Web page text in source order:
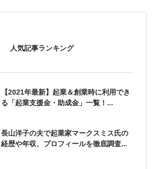
人気記事ランキング
【2021年最新】起業＆創業時に利用でき
る「起業支援金・助成金」一覧！...
長山洋子の夫で起業家マークスミス氏の
経歴や年収、プロフィールを徹底調査...